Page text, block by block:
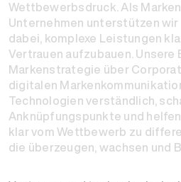
Wettbewerbsdruck. Als
Unternehmen unterstützen wir
dabei, komplexe Leistungen
Vertrauen aufzubauen.
Markenstrategie über
digitalen
Technologien verständlich,
Anknüpfungspunkte und
klar vom Wettbewerb zu
die überzeugen, wachsen und